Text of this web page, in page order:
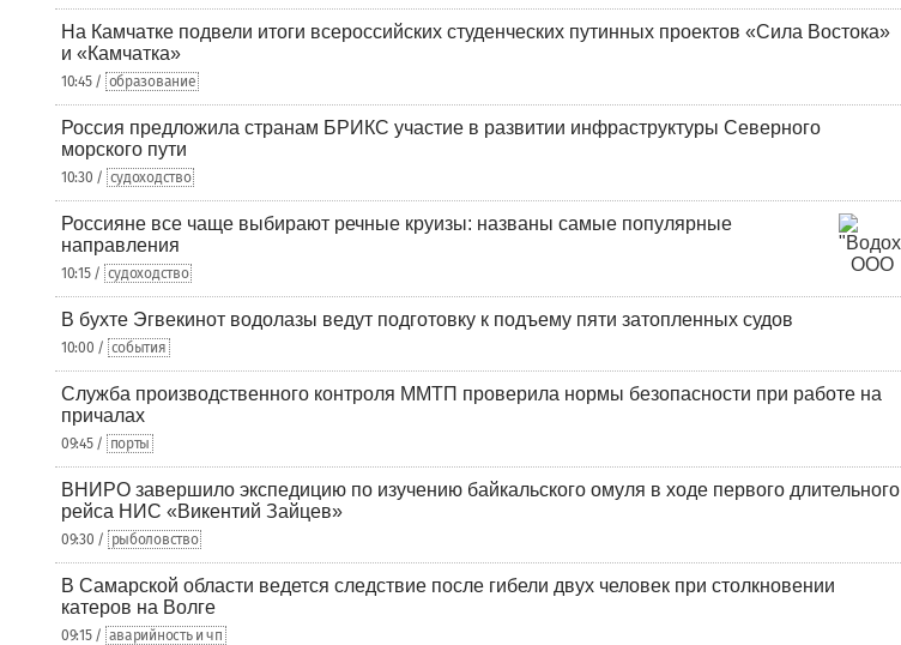
На Камчатке подвели итоги всероссийских студенческих путинных проектов «Сила Востока»
и «Камчатка»
10:45 / образование
Россия предложила странам БРИКС участие в развитии инфраструктуры Северного
морского пути
10:30 / судоходство
Россияне все чаще выбирают речные круизы: названы самые популярные
направления
10:15 / судоходство
В бухте Эгвекинот водолазы ведут подготовку к подъему пяти затопленных судов
10:00 / события
Служба производственного контроля ММТП проверила нормы безопасности при работе на
причалах
09:45 / порты
ВНИРО завершило экспедицию по изучению байкальского омуля в ходе первого длительного
рейса НИС «Викентий Зайцев»
09:30 / рыболовство
В Самарской области ведется следствие после гибели двух человек при столкновении
катеров на Волге
09:15 / аварийность и чп